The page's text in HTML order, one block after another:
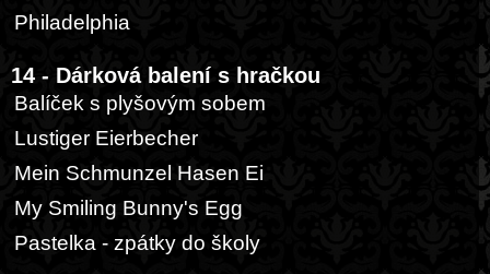
Philadelphia
14 - Dárková balení s hračkou
Balíček s plyšovým sobem
Lustiger Eierbecher
Mein Schmunzel Hasen Ei
My Smiling Bunny's Egg
Pastelka - zpátky do školy